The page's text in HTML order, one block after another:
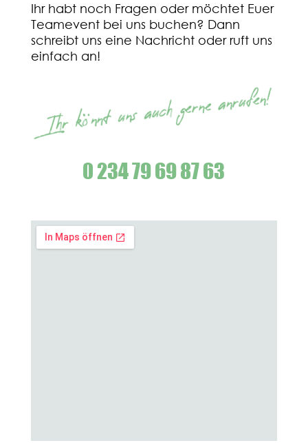
Ihr habt noch Fragen oder möchtet Euer
Teamevent bei uns buchen? Dann
schreibt uns eine Nachricht oder ruft uns
einfach an!
0 234 79 69 87 63